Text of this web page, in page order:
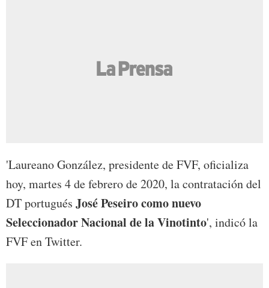
'Laureano González, presidente de FVF, oficializa
hoy, martes 4 de febrero de 2020, la contratación del
DT portugués José Peseiro como nuevo
Seleccionador Nacional de la Vinotinto', indicó la
FVF en Twitter.